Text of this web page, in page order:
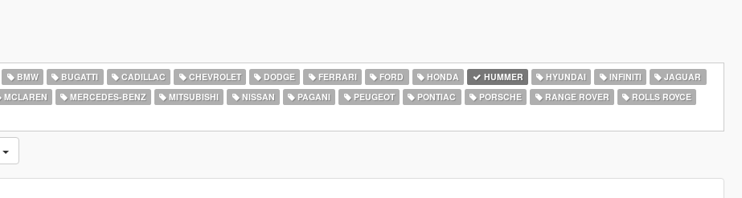
BMW BUGATTI CADILLAC CHEVROLET DODGE FERRARI FORD HONDA HUMMER HYUNDAI INFINITI
JAGUAR
MCLAREN MERCEDES-BENZ MITSUBISHI NISSAN PAGANI PEUGEOT PONTIAC PORSCHE RANGE ROVER
ROLLS ROYCE